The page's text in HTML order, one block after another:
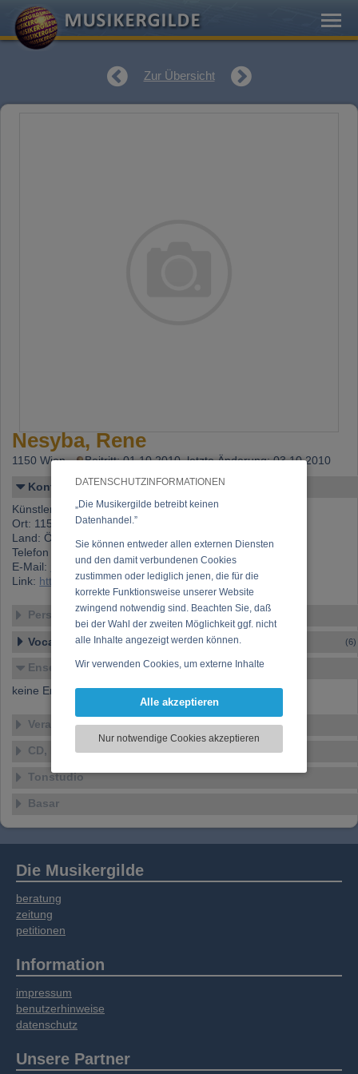
DATENSCHUTZINFORMATIONEN
„Die Musikergilde betreibt keinen
Datenhandel.”
Sie können entweder allen externen Diensten
und den damit verbundenen Cookies
zustimmen oder lediglich jenen, die für die
korrekte Funktionsweise unserer Website
zwingend notwendig sind. Beachten Sie, daß
bei der Wahl der zweiten Möglichkeit ggf. nicht
alle Inhalte angezeigt werden können.
Wir verwenden Cookies, um externe Inhalte
Funktionen für soziale Medien anbieten zu
zu analysieren. Dabei werden ggf.
Informationen zu Ihrer Verwendung unserer
soziale Medien, Werbung und Analysen
Alle akzeptieren
Nur notwendige Cookies akzeptieren
Zur Übersicht
Nesyba, Rene
1150 Wien, Beitritt: 01.10.2010, letzte Änderung: 03.10.2010
Kontakt
Künstlername: Nesyba, Rene
Ort: 1150 Wien
Land: Österreich
Telefon 1: +43 (0)650 901 53 35
E-Mail:
r.nesyba@gmail.com
Link: https://www.musikergilde.at/mitglied/3037.htm
Personen-Details
Vocal – Instrumental – Komposition... (6)
Ensembles
keine Ensembles verfügbar
Veranstaltungen
CD, DVD, Vinyl
Tonstudio
Basar
Die Musikergilde
beratung
zeitung
petitionen
Information
impressum
benutzerhinweise
datenschutz
Unsere Partner